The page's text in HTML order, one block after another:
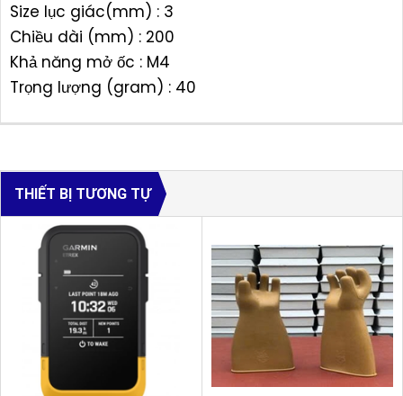
Size lục giác(mm) : 3
Chiều dài (mm) : 200
Khả năng mở ốc : M4
Trọng lượng (gram) : 40
THIẾT BỊ TƯƠNG TỰ